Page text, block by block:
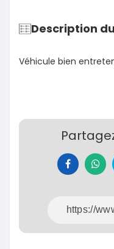
Description
Véhicule bien